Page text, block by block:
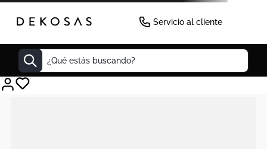
Servicio al cliente
¿Qué estás buscando?